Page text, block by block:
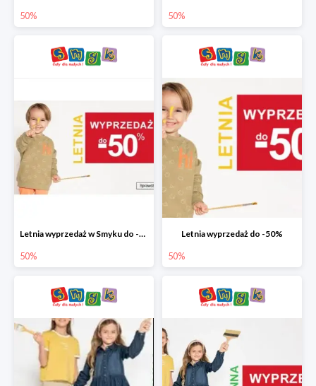
50% 50%
Letnia wyprzedaż w Smyku do -50%
50%
Letnia wyprzedaż do -50%
50%